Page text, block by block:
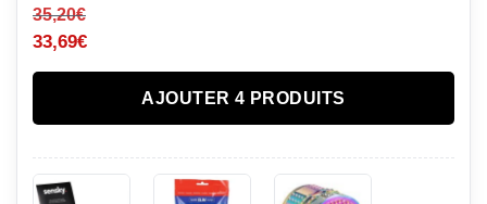
35,20€
33,69€
AJOUTER 4 PRODUITS